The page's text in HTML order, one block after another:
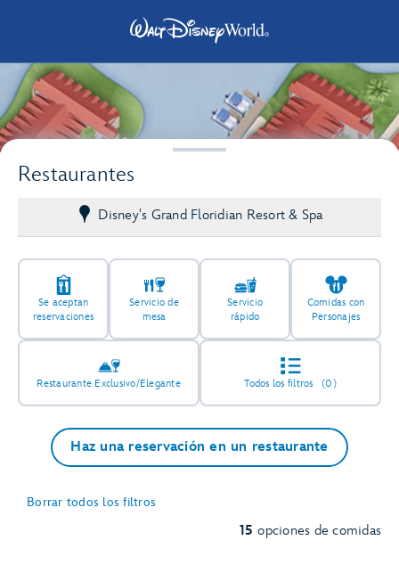
Restaurantes
Disney's Grand Floridian Resort & Spa
Se aceptan
reservaciones
Servicio de
mesa
Servicio
rápido
Comidas con
Personajes
Restaurante Exclusivo/Elegante Todos los filtros (0)
Haz una reservación en un restaurante
Borrar todos los filtros
15opciones de comidas
6